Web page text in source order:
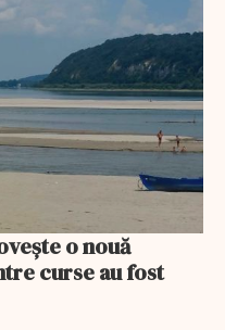
o nouă
curse au fost